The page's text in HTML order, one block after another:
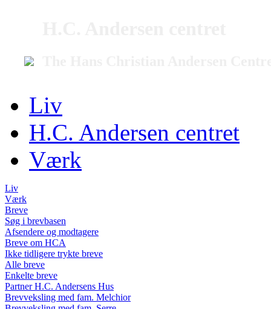
Liv
H.C. Andersen centret
Værk
Liv
Værk
Breve
Søg i brevbasen
Afsendere og modtagere
Breve om HCA
Ikke tidligere trykte breve
Alle breve
Enkelte breve
Partner H.C. Andersens Hus
Brevveksling med fam. Melchior